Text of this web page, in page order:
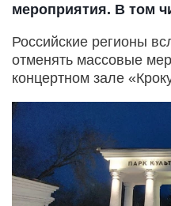
мероприятия. В том
Российские регионы
отменять массовые
концертном зале